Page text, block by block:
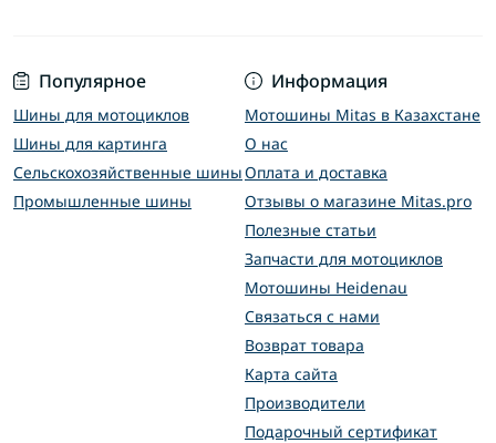
Популярное
Шины для мотоциклов
Шины для картинга
Сельскохозяйственные шины
Промышленные шины
Информация
Мотошины Mitas в Казахстане
О нас
Оплата и доставка
Отзывы о магазине Mitas.pro
Полезные статьи
Запчасти для мотоциклов
Мотошины Heidenau
Связаться с нами
Возврат товара
Карта сайта
Производители
Подарочный сертификат